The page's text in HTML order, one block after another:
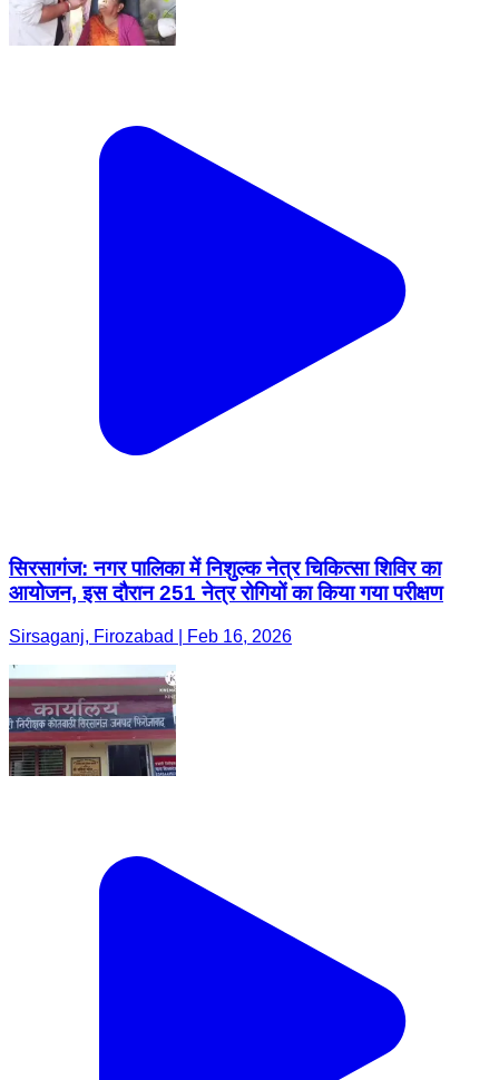
सिरसागंज: नगर पालिका में निशुल्क नेत्र चिकित्सा शिविर का
आयोजन, इस दौरान 251 नेत्र रोगियों का किया गया परीक्षण
Sirsaganj, Firozabad | Feb 16, 2026